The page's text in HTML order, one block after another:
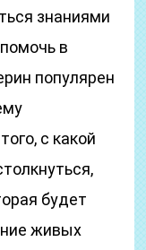
знаниями
в
популярен
с какой
будет
живых